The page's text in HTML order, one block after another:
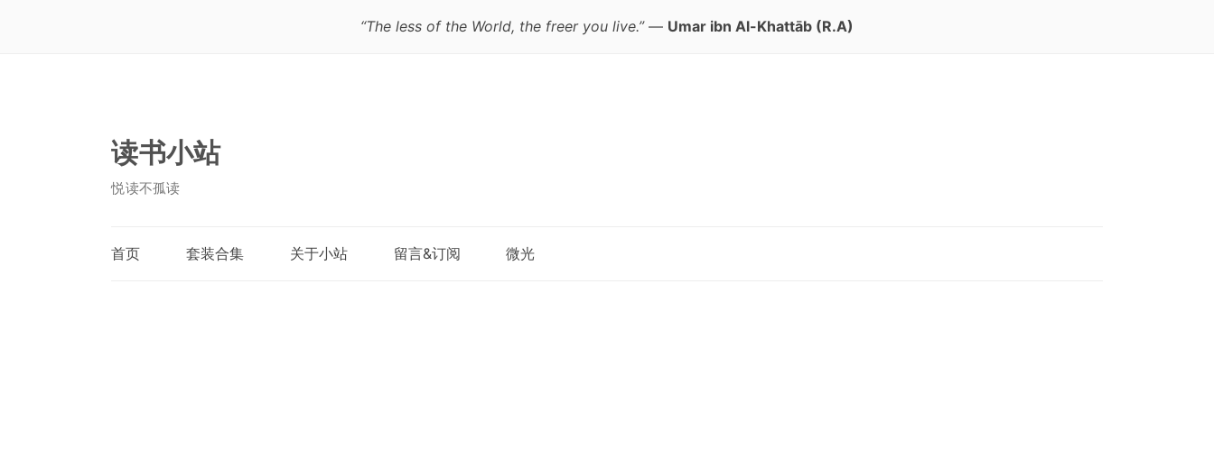
“The less of the World, the freer you live.”— Umar ibn Al-Khattāb (R.A)
读书小站
悦读不孤读
首页 套装合集 关于小站 留言&订阅 微光